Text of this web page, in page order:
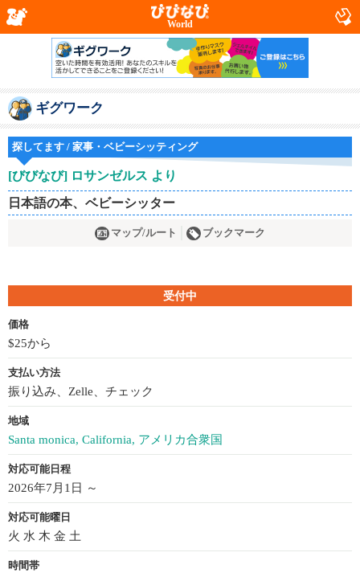
World
ギグワーク
探してます / 家事・ベビーシッティング
[びびなび] ロサンゼルス より
日本語の本、ベビーシッター
マップ/ルート ブックマーク
受付中
価格
$25から
支払い方法
振り込み、Zelle、チェック
地域
Santa monica, California, アメリカ合衆国
対応可能日程
2026年7月1日 ～
対応可能曜日
火 水 木 金 土
時間帯